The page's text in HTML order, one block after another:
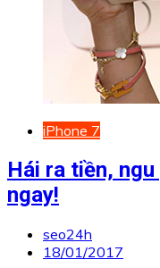
iPhone 7
Hái ra tiền,
ngay!
seo24h
18/01/2017